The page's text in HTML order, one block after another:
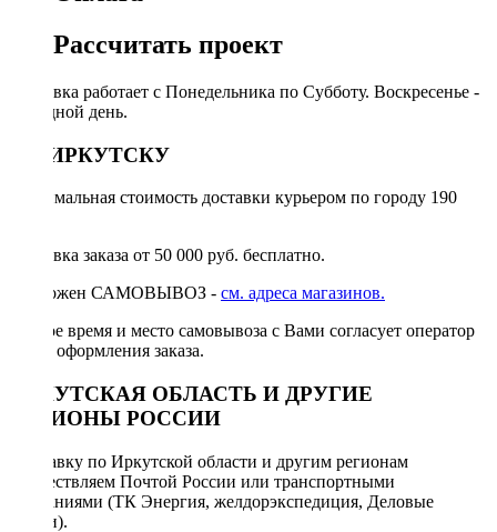
Рассчитать проект
Доставка работает с Понедельника по Субботу. Воскресенье -
выходной день.
ПО ИРКУТСКУ
Минимальная стоимость доставки курьером по городу 190
Доставка заказа от 50 000 руб. бесплатно.
Возможен САМОВЫВОЗ - см. адреса магазинов.
Точное время и место самовывоза с Вами согласует оператор
после оформления заказа.
ИРКУТСКАЯ ОБЛАСТЬ И ДРУГИЕ
РЕГИОНЫ РОССИИ
Отправку по Иркутской области и другим регионам
осуществляем Почтой России или транспортными
компаниями (ТК Энергия, желдорэкспедиция, Деловые
линии).